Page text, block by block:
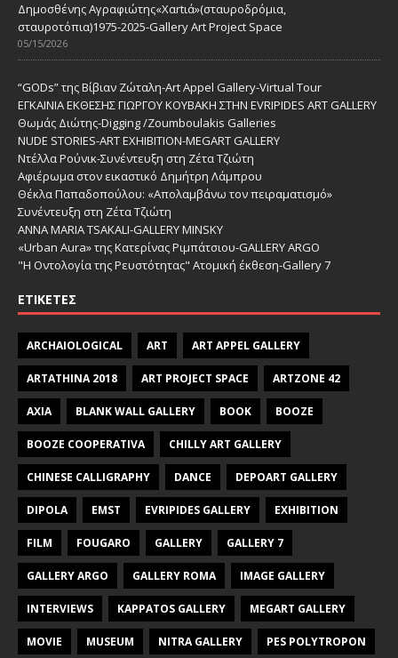
Δημοσθένης Αγραφιώτης«Xαrtιά»(σταυροδρόμια,
σταυροτόπια)1975-2025-Gallery Art Project Space
05/15/2026
“GODs” της Βίβιαν Ζώταλη-Art Appel Gallery-Virtual Tour
ΕΓΚΑΙΝΙΑ ΕΚΘΕΣΗΣ ΓΙΩΡΓΟΥ ΚΟΥΒΑΚΗ ΣΤΗΝ EVRIPIDES ART GALLERY
Θωμάς Διώτης-Digging /Zoumboulakis Galleries
NUDE STORIES-ΑRT EXHIBITION-MEGART GALLERY
Ντέλλα Ρούνικ-Συνέντευξη στη Ζέτα Τζιώτη
Αφιέρωμα στον εικαστικό Δημήτρη Λάμπρου
Θέκλα Παπαδοπούλου: «Απολαμβάνω τον πειραματισμό»
Συνέντευξη στη Ζέτα Τζιώτη
ANNA MARIA TSAKALI-GALLERY MINSKY
«Urban Aura» της Κατερίνας Ριμπάτσιου-GALLERY ARGO
"Η Οντολογία της Ρευστότητας" Ατομική έκθεση-Gallery 7
ΕΤΙΚΈΤΕΣ
ARCHAIOLOGICAL ART ART APPEL GALLERY
ARTATHINA 2018 ART PROJECT SPACE ARTZONE 42
AXIA BLANK WALL GALLERY BOOK BOOZE
BOOZE COOPERATIVA CHILLY ART GALLERY
CHINESE CALLIGRAPHY DANCE DEPOART GALLERY
DIPOLA EMST EVRIPIDES GALLERY EXHIBITION
FILM FOUGARO GALLERY GALLERY 7
GALLERY ARGO GALLERY ROMA IMAGE GALLERY
INTERVIEWS KAPPATOS GALLERY MEGART GALLERY
MOVIE MUSEUM NITRA GALLERY PES POLYTROPON